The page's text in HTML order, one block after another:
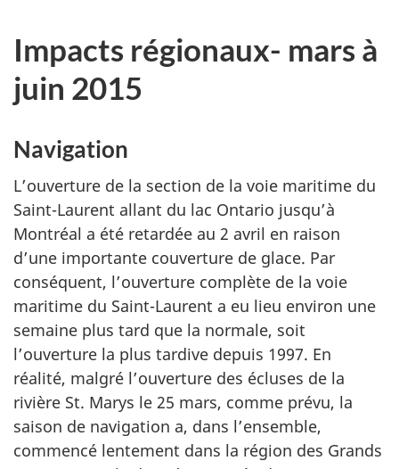
Impacts régionaux- mars à
juin 2015
Navigation
L’ouverture de la section de la voie maritime du
Saint-Laurent allant du lac Ontario jusqu’à
Montréal a été retardée au 2 avril en raison
d’une importante couverture de glace. Par
conséquent, l’ouverture complète de la voie
maritime du Saint-Laurent a eu lieu environ une
semaine plus tard que la normale, soit
l’ouverture la plus tardive depuis 1997. En
réalité, malgré l’ouverture des écluses de la
rivière St. Marys le 25 mars, comme prévu, la
saison de navigation a, dans l’ensemble,
commencé lentement dans la région des Grands